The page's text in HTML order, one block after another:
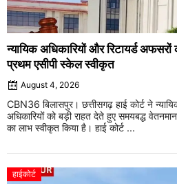
न्यायिक अधिकारियों और रिटायर्ड अफसरों
प्रथम एसीपी स्केल स्वीकृत
August 4, 2026
CBN36 बिलासपुर। छत्तीसगढ़ हाई कोर्ट ने
अधिकारियों को बड़ी राहत देते हुए समयबद्ध
का लाभ स्वीकृत किया है। हाई कोर्ट ...
हाईकोर्ट